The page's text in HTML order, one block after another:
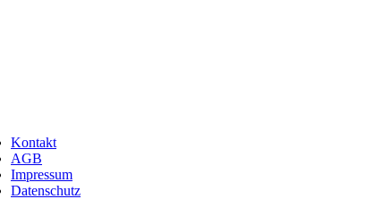
Kontakt
AGB
Impressum
Datenschutz